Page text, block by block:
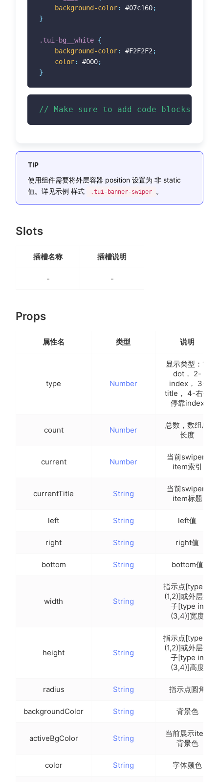
background-color: #07c160;
}
.tui-bg__white {
background-color: #F2F2F2;
color: #000;
}
// Make sure to add code blocks to
TIP
使用组件需要将外层容器 position 设置为 非 static
值。详见示例 样式
.tui-banner-swiper 。
Slots
插槽名称 插槽说明
- -
Props
属性名 类型 说明
type Number
显示类型：1-
dot， 2-
index， 3-
title， 4-右侧
停靠index
count Number
总数，数组总
长度
current Number
当前swiper-
item索引
currentTitle String
当前swiper-
item标题
left String left值
right String right值
bottom String bottom值
width String
指示点[type in
(1,2)]或外层盒
子[type in
(3,4)]宽度
height String
指示点[type in
(1,2)]或外层盒
子[type in
(3,4)]高度
radius String 指示点圆角
backgroundColor String 背景色
activeBgColor String
当前展示item
背景色
color String 字体颜色